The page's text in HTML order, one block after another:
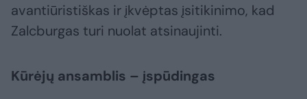
avantiūristiškas ir įkvėptas įsitikinimo, kad
Zalcburgas turi nuolat atsinaujinti.
Kūrėjų ansamblis – įspūdingas